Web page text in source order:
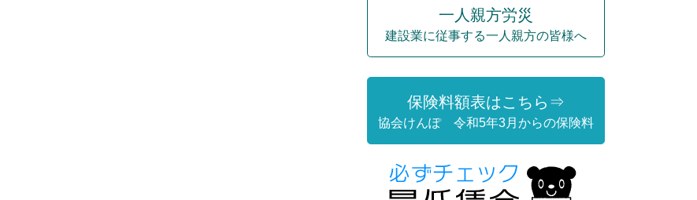
一人親方労災
建設業に従事する一人親方の皆様へ
保険料額表はこちら⇒
協会けんぽ 令和5年3月からの保険料